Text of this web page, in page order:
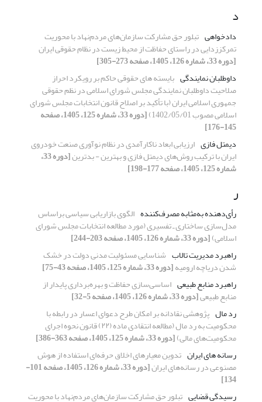
د
دادخواهی تبلور حق مشارکت سازمان‌های مردم‌نهاد با محوریت
تمرکززدایی در راستای حفاظت از محیط زیست در نظام حقوقی ایران
[دوره 33، شماره 126، 1405، صفحه 273-305]
داوطلبان نمایندگی بایسته­ های حقوقی حاکم بر رویکرد احراز
صلاحیت داوطلبان نمایندگی مجلس شورای اسلامی در نظم حقوقی
جمهوری اسلامی ایران (با تأکید بر اصلاح قانون انتخابات مجلس شورای
اسلامی مصوب 1402/05/01) [دوره 33، شماره 125، 1405، صفحه
145-176]
دیمتل فازی ارزیابی ابعاد ناکارآمدی در نظام نوآوری صنعت خودروی
ایران با ترکیب روش‌های دیمتل فازی و بهترین - بدترین [دوره 33،
شماره 125، 1405، صفحه 177-198]
ر
رأی‌دهنده به‌مثابه مصرف‌کننده الگوی بازاریابی سیاسی براساس
مدل‌سازی ساختاری ـ تفسیری (مورد مطالعه انتخابات مجلس شورای
اسلامی)[دوره 33، شماره 126، 1405، صفحه 203-244]
راهبرد مدیریت تالاب شناسایی مسئولیت مدنی دولت در خشک
شدن دریاچه ارومیه[دوره 33، شماره 125، 1405، صفحه 43-75]
راهبرد منابع‌ طبیعی اساسی‌سازی حفاظت و بهره‌برداری پایدار از
منابع‌ طبیعی[دوره 33، شماره 126، 1405، صفحه 5-32]
رد مال پژوهشی نقادانه بر امکان طرح دعوای اعسار در رابطه با
محکومیت به رد مال (مطالعه انتقادی ماده (۲۲) قانون نحوه اجرای
محکومیت‌های مالی)[دوره 33، شماره 125، 1405، صفحه 363-386]
رسانه ­های ایران تدوین معیارهای اخلاق حرفه‌ای استفاده از هوش
مصنوعی در رسانه‌های ایران [دوره 33، شماره 126، 1405، صفحه 101-
134]
رسیدگی قضایی تبلور حق مشارکت سازمان‌های مردم‌نهاد با محوریت